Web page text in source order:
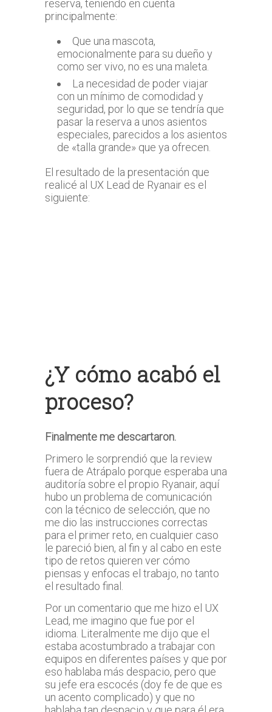
reserva, teniendo en cuenta
principalmente:
Que una mascota,
emocionalmente para su dueño y
como ser vivo, no es una maleta.
La necesidad de poder viajar
con un mínimo de comodidad y
seguridad, por lo que se tendría que
pasar la reserva a unos asientos
especiales, parecidos a los asientos
de «talla grande» que ya ofrecen.
El resultado de la presentación que
realicé al UX Lead de Ryanair es el
siguiente:
¿Y cómo acabó el
proceso?
Finalmente me descartaron.
Primero le sorprendió que la review
fuera de Atrápalo porque esperaba una
auditoría sobre el propio Ryanair, aquí
hubo un problema de comunicación
con la técnico de selección, que no
me dio las instrucciones correctas
para el primer reto, en cualquier caso
le pareció bien, al fin y al cabo en este
tipo de retos quieren ver cómo
piensas y enfocas el trabajo, no tanto
el resultado final.
Por un comentario que me hizo el UX
Lead, me imagino que fue por el
idioma. Literalmente me dijo que el
estaba acostumbrado a trabajar con
equipos en diferentes países y que por
eso hablaba más despacio, pero que
su jefe era escocés (doy fe de que es
un acento complicado) y que no